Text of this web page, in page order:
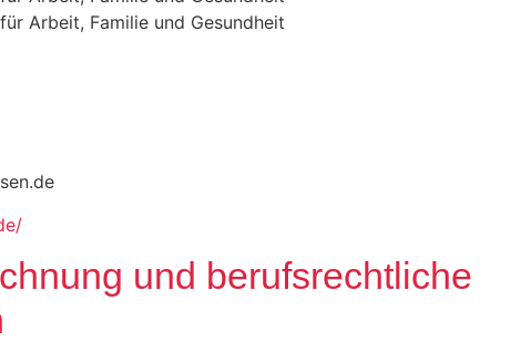
Arbeit, Familie und Gesundheit
und berufsrechtliche